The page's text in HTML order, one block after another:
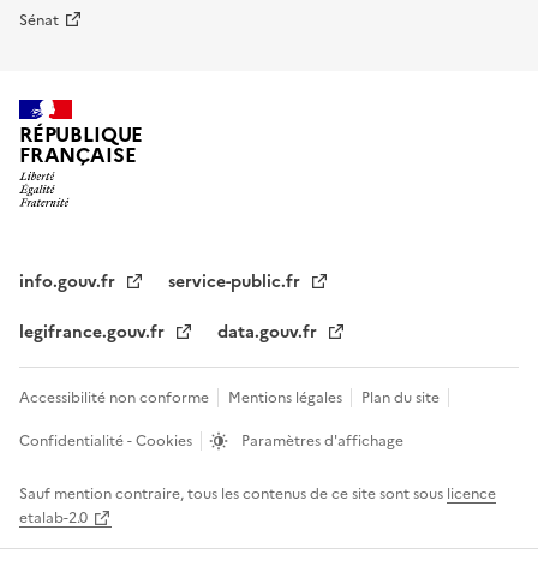
Sénat
RÉPUBLIQUE
FRANÇAISE
info.gouv.fr
service-public.fr
legifrance.gouv.fr
data.gouv.fr
Accessibilité non conforme Mentions légales
Plan du site
Confidentialité - Cookies
Paramètres d'affichage
Sauf mention contraire, tous les contenus de ce site sont sous licence
etalab-2.0